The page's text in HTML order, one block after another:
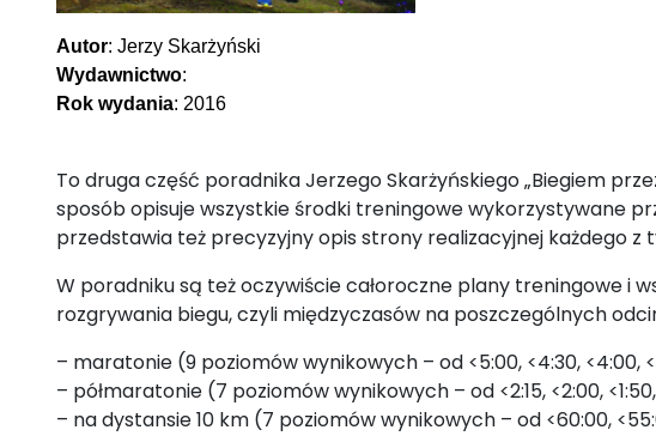
Autor: Jerzy Skarżyński
Wydawnictwo:
Rok wydania: 2016
To druga część poradnika Jerzego Skarżyńskiego „Biegiem
sposób opisuje wszystkie środki treningowe wykorzystywane
przedstawia też precyzyjny opis strony realizacyjnej każdego
W poradniku są też oczywiście całoroczne plany treningowe i
rozgrywania biegu, czyli międzyczasów na poszczególnych
– maratonie (9 poziomów wynikowych – od <5:00, <4:30, <4:00,
– półmaratonie (7 poziomów wynikowych – od <2:15, <2:00, <1:50,
– na dystansie 10 km (7 poziomów wynikowych – od <60:00,